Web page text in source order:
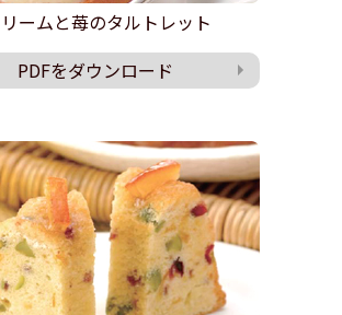
ームと苺のタルトレット
PDFをダウンロード